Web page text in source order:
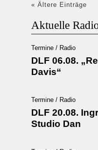
« Ältere Einträge
Aktuelle
DLF 06.08.
Davis“
Termine / Radio
DLF 20.08.
Studio Dan
Termine / Radio